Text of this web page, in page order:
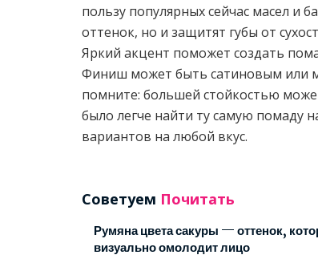
пользу популярных сейчас масел и
оттенок, но и защитят губы от
Яркий акцент поможет создать
Финиш может быть сатиновым или
помните: большей стойкостью
было легче найти ту самую помаду
вариантов на любой вкус.
Советуем Почитать
Румяна цвета сакуры — оттенок,
визуально омолодит лицо